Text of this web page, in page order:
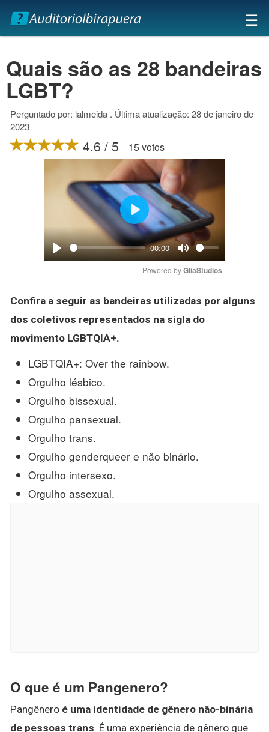
×
☰
Quais são as 28 bandeiras
LGBT?
Perguntado por: lalmeida . Última atualização: 28 de janeiro de
2023
4.6 / 5 15 votos
Play
00:00
Mute
Play
Powered by GliaStudios
Confira a seguir as bandeiras utilizadas por alguns
dos coletivos representados na sigla do
movimento LGBTQIA+.
LGBTQIA+: Over the rainbow.
Orgulho lésbico.
Orgulho bissexual.
Orgulho pansexual.
Orgulho trans.
Orgulho genderqueer e não binário.
Orgulho intersexo.
Orgulho assexual.
O que é um Pangenero?
Pangênero é uma identidade de gênero não-binária
de pessoas trans. É uma experiência de gênero que